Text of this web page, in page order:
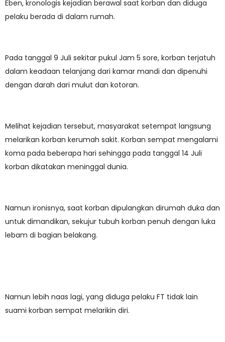
Eben, kronologis kejadian berawal saat korban dan diduga
pelaku berada di dalam rumah.
Pada tanggal 9 Juli sekitar pukul Jam 5 sore, korban terjatuh
dalam keadaan telanjang dari kamar mandi dan dipenuhi
dengan darah dari mulut dan kotoran.
Melihat kejadian tersebut, masyarakat setempat langsung
melarikan korban kerumah sakit. Korban sempat mengalami
koma pada beberapa hari sehingga pada tanggal 14 Juli
korban dikatakan meninggal dunia.
Namun ironisnya, saat korban dipulangkan dirumah duka dan
untuk dimandikan, sekujur tubuh korban penuh dengan luka
lebam di bagian belakang.
Namun lebih naas lagi, yang diduga pelaku FT tidak lain
suami korban sempat melarikin diri.